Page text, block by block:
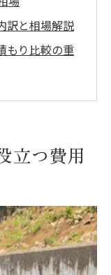
訳と相場解説
もり比較の重
加費用の実態
ためのポイ
たい流れ
での基本手順
続きの流れ
立つ費用